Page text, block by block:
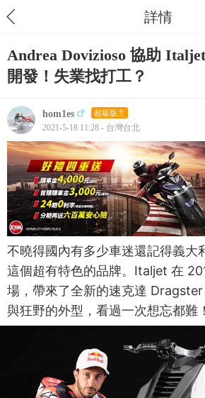
詳情
Andrea Dovizioso 協助
開發！失業找打工？
hom1es 超級版主
2021-5-18 11:28 - 台灣台北
不曉得國內有多少車迷還記得義大
這個超有特色的品牌。Italjet 在
場，帶來了全新的速克達
與狂野的外型，看過一次想忘都難！